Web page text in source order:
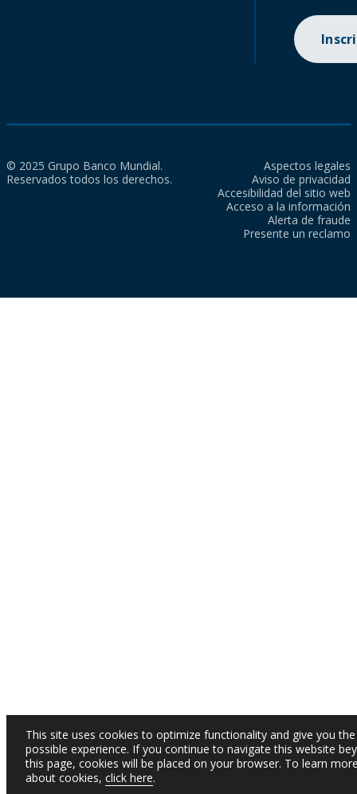
© 2025 Grupo Banco Mundial.
Reservados todos los derechos.
Aspectos legales
Aviso de privacidad
Accesibilidad del sitio web
Acceso a la información
Alerta de fraude
Presente un reclamo
This site uses cookies to optimize functionality and give you
possible experience. If you continue to navigate this website
this page, cookies will be placed on your browser. To learn
about cookies, click here.